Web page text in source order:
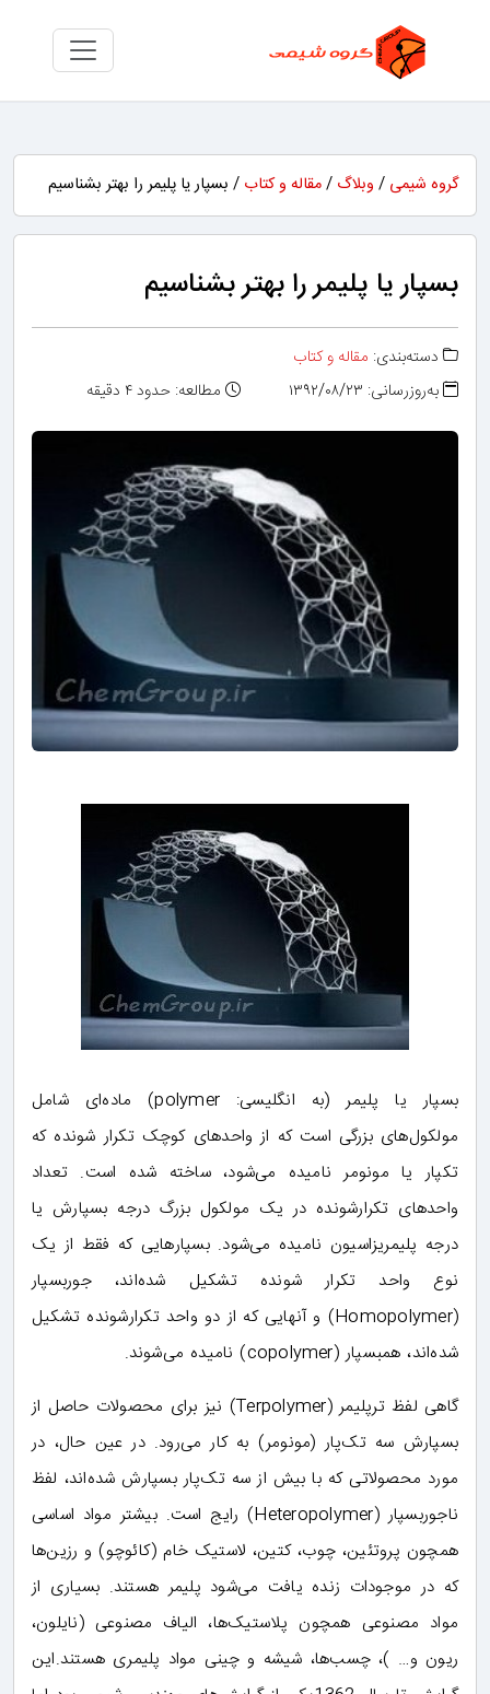
گروه شیمی / وبلاگ /مقاله و کتاب / بسپار یا پلیمر را بهتر بشناسیم
بسپار یا پلیمر را بهتر بشناسیم
دسته‌بندی: مقاله و کتاب
به‌روزرسانی: ۱۳۹۲/۰۸/۲۳
مطالعه: حدود ۴ دقیقه
بسپار یا پلیمر (به انگلیسی: polymer) ماده‌ای شامل
مولکول‌های بزرگی است که از واحدهای کوچک تکرار شونده که
تکپار یا مونومر نامیده می‌شود، ساخته شده است. تعداد
واحدهای تکرارشونده در یک مولکول بزرگ درجه بسپارش یا
درجه پلیمریزاسیون نامیده می‌شود. بسپارهایی که فقط از یک
نوع واحد تکرار شونده تشکیل شده‌اند، جوربسپار
(Homopolymer) و آنهایی که از دو واحد تکرارشونده تشکیل
شده‌اند، همبسپار (copolymer) نامیده می‌شوند.
گاهی لفظ ترپلیمر (Terpolymer) نیز برای محصولات حاصل از
بسپارش سه تک‌پار (مونومر) به کار می‌رود. در عین حال، در
مورد محصولاتی که با بیش از سه تک‌پار بسپارش شده‌اند، لفظ
ناجوربسپار (Heteropolymer) رایج است. بیشتر مواد اساسی
همچون پروتئین، چوب، کتین، لاستیک خام (کائوچو) و رزین‌ها
که در موجودات زنده یافت می‌شود پلیمر هستند. بسیاری از
مواد مصنوعی همچون پلاستیک‌ها، الیاف مصنوعی (نایلون،
ریون و… )، چسب‌ها، شیشه و چینی مواد پلیمری هستند.این